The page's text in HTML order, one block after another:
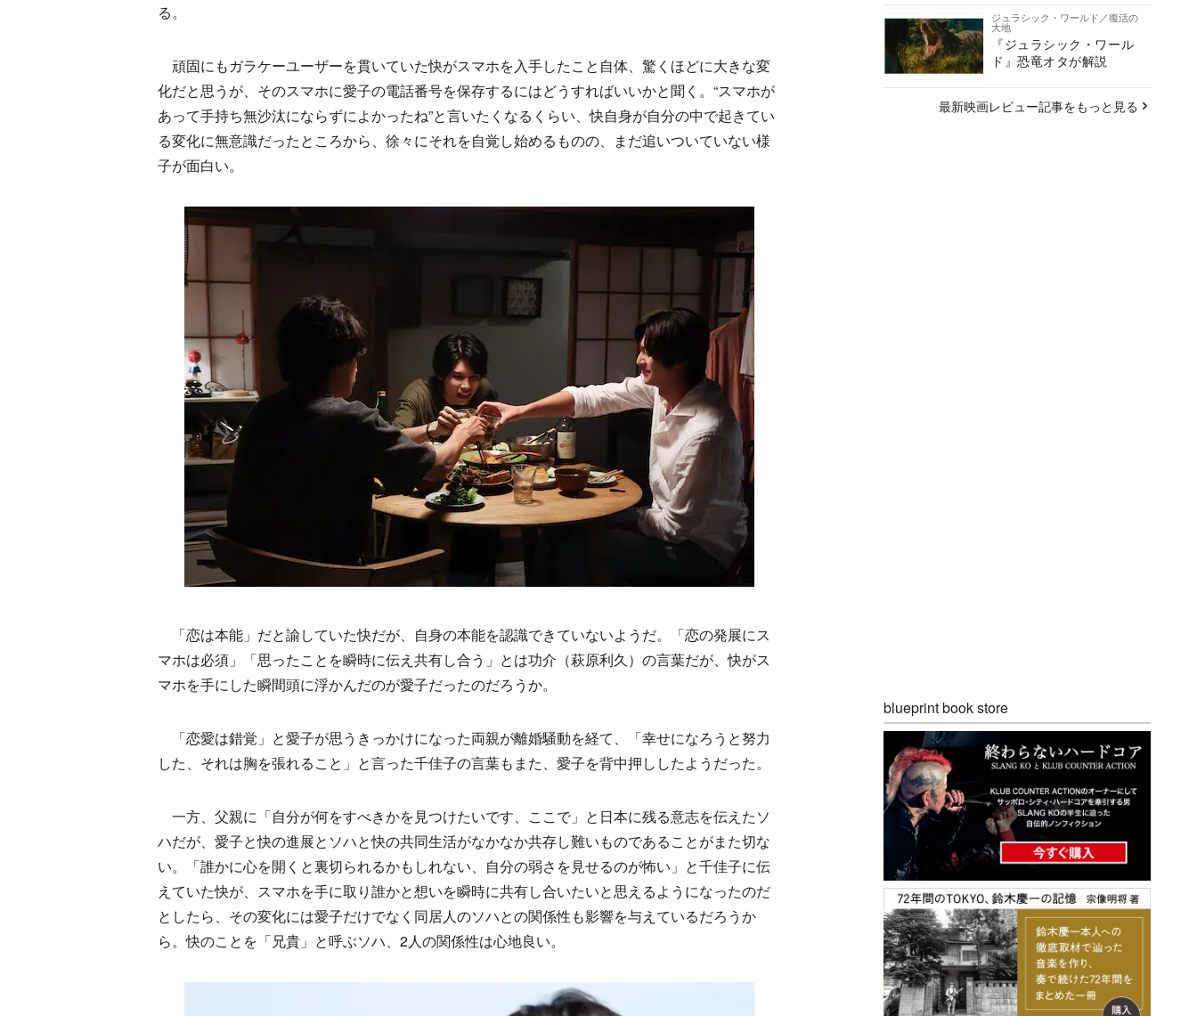
る。
頑固にもガラケーユーザーを貫いていた快がスマホを入手したこと自体、驚くほどに大きな変
化だと思うが、そのスマホに愛子の電話番号を保存するにはどうすればいいかと聞く。“スマホが
あって手持ち無沙汰にならずによかったね”と言いたくなるくらい、快自身が自分の中で起きてい
る変化に無意識だったところから、徐々にそれを自覚し始めるものの、まだ追いついていない様
子が面白い。
「恋は本能」だと諭していた快だが、自身の本能を認識できていないようだ。「恋の発展にス
マホは必須」「思ったことを瞬時に伝え共有し合う」とは功介（萩原利久）の言葉だが、快がス
マホを手にした瞬間頭に浮かんだのが愛子だったのだろうか。
「恋愛は錯覚」と愛子が思うきっかけになった両親が離婚騒動を経て、「幸せになろうと努力
した、それは胸を張れること」と言った千佳子の言葉もまた、愛子を背中押ししたようだった。
一方、父親に「自分が何をすべきかを見つけたいです、ここで」と日本に残る意志を伝えたソ
ハだが、愛子と快の進展とソハと快の共同生活がなかなか共存し難いものであることがまた切な
い。「誰かに心を開くと裏切られるかもしれない、自分の弱さを見せるのが怖い」と千佳子に伝
えていた快が、スマホを手に取り誰かと想いを瞬時に共有し合いたいと思えるようになったのだ
としたら、その変化には愛子だけでなく同居人のソハとの関係性も影響を与えているだろうか
ら。快のことを「兄貴」と呼ぶソハ、2人の関係性は心地良い。
ジュラシック・ワールド／復活の
大地
『ジュラシック・ワール
ド』恐竜オタが解説
最新映画レビュー記事をもっと見る
blueprint book store